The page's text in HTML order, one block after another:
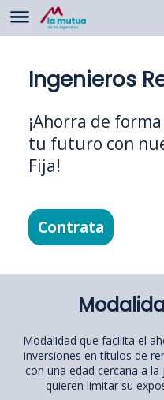
Ingenieros
¡Ahorra de
tu futuro con
Fija!
Contrata
Modalidad que facilita el
inversiones en títulos de
con una edad cercana a
quieren limitar su